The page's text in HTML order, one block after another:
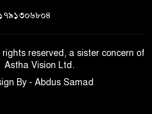
reserved, a sister concern of
Astha Vision Ltd.
By - Abdus Samad